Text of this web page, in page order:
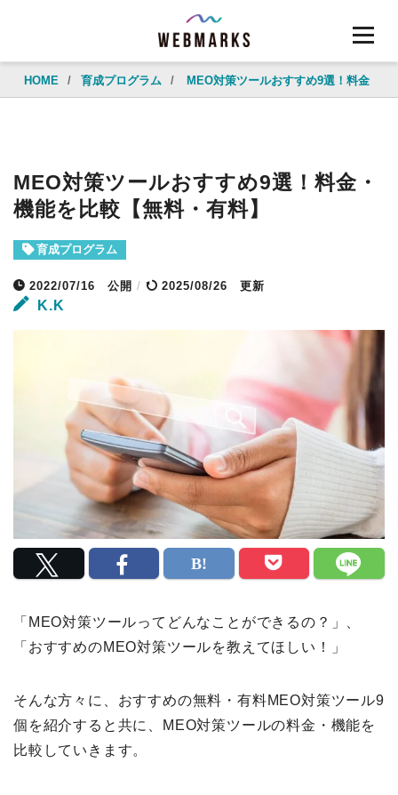
HOME / 育成プログラム / MEO対策ツールおすすめ9選！料金・
MEO対策ツールおすすめ9選！料金・
機能を比較【無料・有料】
育成プログラム
2022/07/16 公開 / 2025/08/26 更新
K.K
「MEO対策ツールってどんなことができるの？」、
「おすすめのMEO対策ツールを教えてほしい！」
そんな方々に、おすすめの無料・有料MEO対策ツール9
個を紹介すると共に、MEO対策ツールの料金・機能を
比較していきます。